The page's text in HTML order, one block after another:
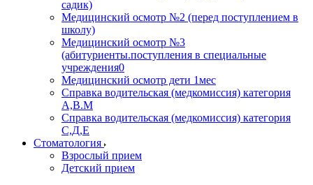
садик)
Медицинский осмотр №2 (перед поступлением в
школу)
Медицинский осмотр №3
(абитуриенты.поступления в специальные
учреждения0
Медицинский осмотр дети 1мес
Справка водительская (медкомиссия) категория
А,В.М
Справка водительская (медкомиссия) категория
С,Д,Е
Стоматология
Взрослый прием
Детский прием